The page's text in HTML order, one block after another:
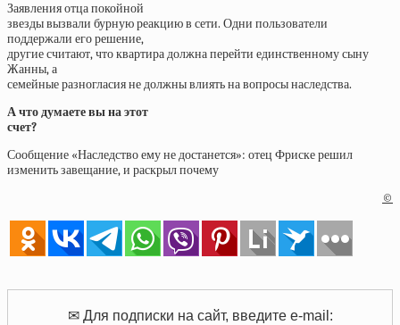
Заявления отца покойной
звезды вызвали бурную реакцию в сети. Одни пользователи
поддержали его решение,
другие считают, что квартира должна перейти единственному сыну
Жанны, а
семейные разногласия не должны влиять на вопросы наследства.
А что думаете вы на этот
счет?
Сообщение «Наследство ему не достанется»: отец Фриске решил
изменить завещание, и раскрыл почему
©
✉ Для подписки на сайт, введите e-mail: